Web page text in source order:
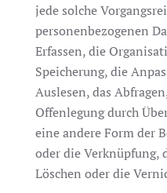
jede solche
personenbezogenen
Erfassen, die
Speicherung, die
Auslesen, das
Offenlegung durch
eine andere Form der
oder die Verknüpfung,
Löschen oder die